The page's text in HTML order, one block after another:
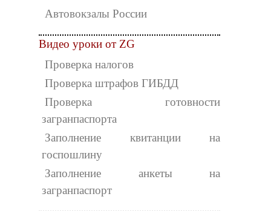
Автовокзалы России
Видео уроки от ZG
Проверка налогов
Проверка штрафов ГИБДД
Проверка готовности
загранпаспорта
Заполнение квитанции на
госпошлину
Заполнение анкеты на
загранпаспорт